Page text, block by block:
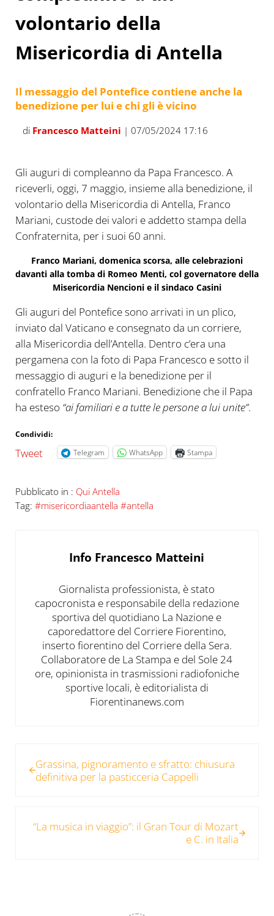
volontario della
Misericordia di Antella
Il messaggio del Pontefice contiene anche la
benedizione per lui e chi gli è vicino
di Francesco Matteini | 07/05/2024 17:16
Gli auguri di compleanno da Papa Francesco. A
riceverli, oggi, 7 maggio, insieme alla benedizione, il
volontario della Misericordia di Antella, Franco
Mariani, custode dei valori e addetto stampa della
Confraternita, per i suoi 60 anni.
Franco Mariani, domenica scorsa, alle celebrazioni
davanti alla tomba di Romeo Menti, col governatore della
Misericordia Nencioni e il sindaco Casini
Gli auguri del Pontefice sono arrivati in un plico,
inviato dal Vaticano e consegnato da un corriere,
alla Misericordia dell’Antella. Dentro c’era una
pergamena con la foto di Papa Francesco e sotto il
messaggio di auguri e la benedizione per il
confratello Franco Mariani. Benedizione che il Papa
ha esteso “ai familiari e a tutte le persone a lui unite”.
Condividi:
Tweet Telegram WhatsApp Stampa
Pubblicato in : Qui Antella
Tag: #misericordiaantella #antella
Info Francesco Matteini
Giornalista professionista, è stato
capocronista e responsabile della redazione
sportiva del quotidiano La Nazione e
caporedattore del Corriere Fiorentino,
inserto fiorentino del Corriere della Sera.
Collaboratore de La Stampa e del Sole 24
ore, opinionista in trasmissioni radiofoniche
sportive locali, è editorialista di
Fiorentinanews.com
Grassina, pignoramento e sfratto: chiusura
definitiva per la pasticceria Cappelli
“La musica in viaggio”: il Gran Tour di Mozart
e C. in Italia